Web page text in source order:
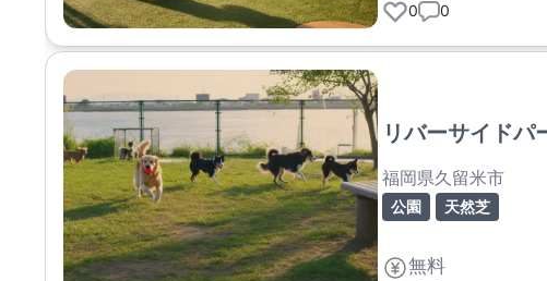
0 0
リバーサイドパ
福岡県久留米市
公園 天然芝
無料